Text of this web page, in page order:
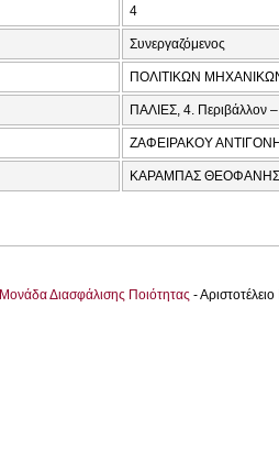
4
Συνεργαζόμενος
ΠΟΛΙΤΙΚΩΝ
ΠΑΛΙΕΣ, 4. Περιβάλλον –
ΖΑΦΕΙΡΑΚΟΥ
ΚΑΡΑΜΠΑΣ ΘΕΟΦΑΝΗΣ
Μονάδα Διασφάλισης Ποιότητας -